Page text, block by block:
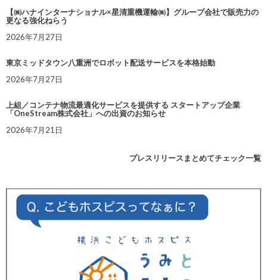
【㈱ハナインターナショナル×星清重機運輸㈱】グループ会社で販売力の
更なる強化ねらう
2026年7月27日
東京ミッドタウン八重洲でロボット配送サービスを本格始動
2026年7月27日
上組／コンテナ物流最適化サービスを提供する スタートアップ企業
「OneStream株式会社」への出資のお知らせ
2026年7月21日
プレスリリースまとめてチェック一覧